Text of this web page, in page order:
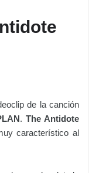
de la canción
. The Antidote
característico al